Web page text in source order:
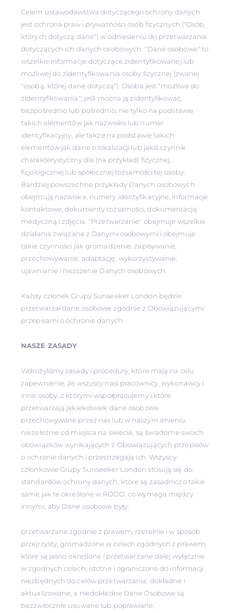
Celem ustawodawstwa dotyczącego ochrony danych
jest ochrona praw i prywatności osób fizycznych ("Osób,
których dotyczą dane") w odniesieniu do przetwarzania
dotyczących ich danych osobowych. "Dane osobowe" to
wszelkie informacje dotyczące zidentyfikowanej lub
możliwej do zidentyfikowania osoby fizycznej (zwanej
"osobą, której dane dotyczą"). Osoba jest "możliwa do
zidentyfikowania", jeśli można ją zidentyfikować,
bezpośrednio lub pośrednio, nie tylko na podstawie
takich elementów jak nazwisko lub numer
identyfikacyjny, ale także na podstawie takich
elementów jak dane o lokalizacji lub jakiś czynnik
charakterystyczny dla (na przykład) fizycznej,
fizjologicznej lub społecznej tożsamości tej osoby.
Bardziej powszechne przykłady Danych osobowych
obejmują nazwiska, numery identyfikacyjne, informacje
kontaktowe, dokumenty tożsamości, dokumentację
medyczną i zdjęcia. "Przetwarzanie" obejmuje wszelkie
działania związane z Danymi osobowymi i obejmuje
takie czynności jak gromadzenie, zapisywanie,
przechowywanie, adaptację, wykorzystywanie,
ujawnianie i niszczenie Danych osobowych.
Każdy członek Grupy Sunseeker London będzie
przetwarzał dane osobowe zgodnie z Obowiązującymi
przepisami o ochronie danych.
NASZE ZASADY
Wdrożyliśmy zasady i procedury, które mają na celu
zapewnienie, że wszyscy nasi pracownicy, wykonawcy i
inne osoby, z którymi współpracujemy i które
przetwarzają jakiekolwiek dane osobowe
przechowywane przez nas lub w naszym imieniu,
niezależnie od miejsca na świecie, są świadome swoich
obowiązków wynikających z Obowiązujących przepisów
o ochronie danych i przestrzegają ich. Wszyscy
członkowie Grupy Sunseeker London stosują się do
standardów ochrony danych, które są zasadniczo takie
same jak te określone w RODO, co wymaga między
innymi, aby Dane osobowe były:
przetwarzane zgodnie z prawem, rzetelnie i w sposób
przejrzysty; gromadzone w celach zgodnych z prawem,
które są jasno określone i przetwarzane dalej wyłącznie
w zgodnych celach; istotne i ograniczone do informacji
niezbędnych do celów przetwarzania; dokładne i
aktualizowane, a niedokładne Dane Osobowe są
bezzwłocznie usuwane lub poprawiane;